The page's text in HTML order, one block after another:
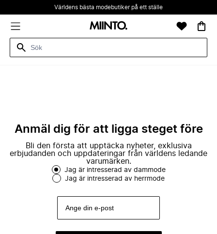
Världens bästa modebutiker på ett ställe
Anmäl dig för att ligga steget före
Bli den första att upptäcka nyheter, exklusiva
erbjudanden och uppdateringar från världens ledande
varumärken.
Jag är intresserad av dammode
Jag är intresserad av herrmode